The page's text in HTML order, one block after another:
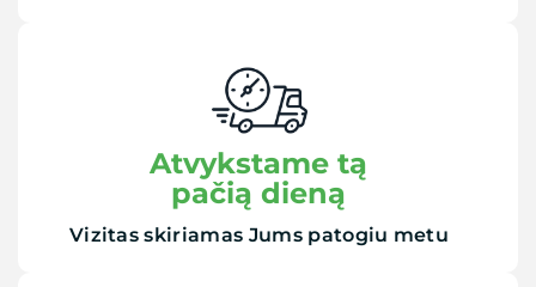
Atvykstame tą
pačią dieną
Vizitas skiriamas Jums patogiu metu